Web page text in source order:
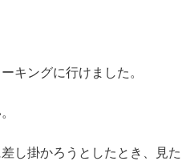
キングに行けました。
し掛かろうとしたとき、見た